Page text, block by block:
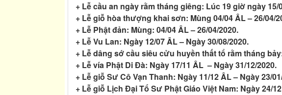
+ Lễ cầu an ngày rằm tháng giêng: Lúc 19 giờ ngày 15/
+ Lễ giỗ hòa thượng khai sơn: Mùng 04/04 ÂL – 26/04/
+ Lễ Phật đản: Mùng: 04/04 ÂL – 26/04/2020.
+ Lễ Vu Lan: Ngày 12/07 ÂL – Ngày 30/08/2020.
+ Lễ dâng sớ cầu siêu cửu huyền thất tổ rằm tháng
+ Lễ vía Phật Di Đà: Ngày 17/11 ÂL – Ngày 31/12/2020.
+ Lễ giỗ Sư Cô Vạn Thanh: Ngày 11/12 ÂL – Ngày 23/
+ Lễ giỗ Lịch Đại Tổ Sư Phật Giáo Việt Nam: Ngày 24/